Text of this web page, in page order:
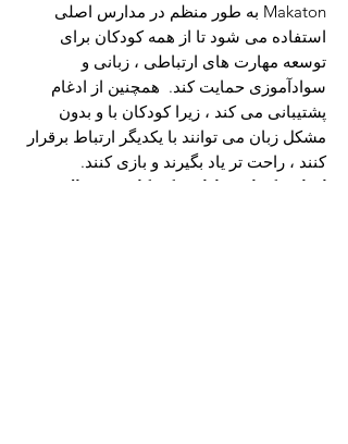
Makaton به طور منظم در مدارس اصلی
استفاده می شود تا از همه کودکان برای
توسعه مهارت های ارتباطی ، زبانی و
سوادآموزی حمایت کند. همچنین از ادغام
پشتیبانی می کند ، زیرا کودکان با و بدون
مشکل زبان می توانند با یکدیگر ارتباط برقرار
کنند ، راحت تر یاد بگیرند و بازی کنند.
افرادی که از نوزادان و کودکان خردسال